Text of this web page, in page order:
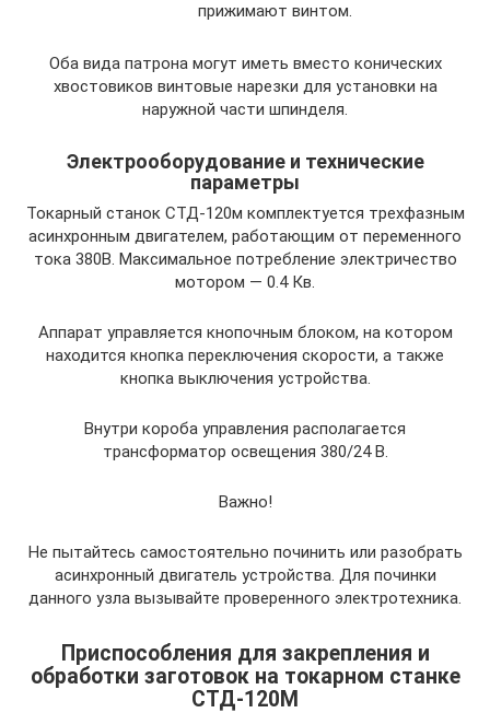
прижимают винтом.
Оба вида патрона могут иметь вместо конических
хвостовиков винтовые нарезки для установки на
наружной части шпинделя.
Электрооборудование и технические
параметры
Токарный станок СТД-120м комплектуется трехфазным
асинхронным двигателем, работающим от переменного
тока 380В. Максимальное потребление электричество
мотором — 0.4 Кв.
Аппарат управляется кнопочным блоком, на котором
находится кнопка переключения скорости, а также
кнопка выключения устройства.
Внутри короба управления располагается
трансформатор освещения 380/24 В.
Важно!
Не пытайтесь самостоятельно починить или разобрать
асинхронный двигатель устройства. Для починки
данного узла вызывайте проверенного электротехника.
Приспособления для закрепления и
обработки заготовок на токарном станке
СТД-120М